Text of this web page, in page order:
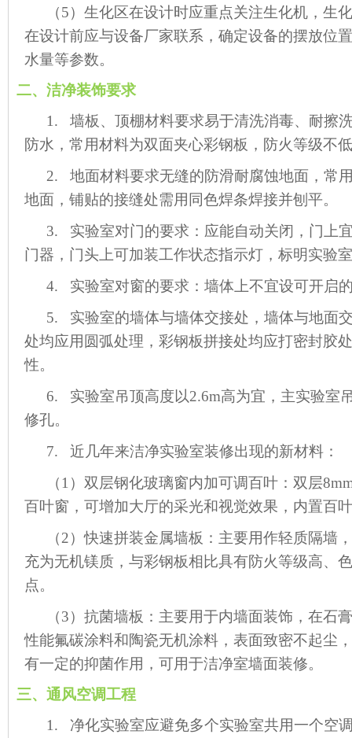
（5）生化区在设计时应重点关注生化机，生
在设计前应与设备厂家联系，确定设备的摆放位
水量等参数。
二、洁净装饰要求
1. 墙板、顶棚材料要求易于清洗消毒、耐擦
防水，常用材料为双面夹心彩钢板，防火等级不
2. 地面材料要求无缝的防滑耐腐蚀地面，常
地面，铺贴的接缝处需用同色焊条焊接并刨平。
3. 实验室对门的要求：应能自动关闭，门上
门器，门头上可加装工作状态指示灯，标明实验
4. 实验室对窗的要求：墙体上不宜设可开启
5. 实验室的墙体与墙体交接处，墙体与地面
处均应用圆弧处理，彩钢板拼接处均应打密封胶
性。
6. 实验室吊顶高度以2.6m高为宜，主实验室
修孔。
7. 近几年来洁净实验室装修出现的新材料：
（1）双层钢化玻璃窗内加可调百叶：双层
百叶窗，可增加大厅的采光和视觉效果，内置百
（2）快速拼装金属墙板：主要用作轻质隔墙
充为无机镁质，与彩钢板相比具有防火等级高、
点。
（3）抗菌墙板：主要用于内墙面装饰，在石
性能氟碳涂料和陶瓷无机涂料，表面致密不起尘
有一定的抑菌作用，可用于洁净室墙面装修。
三、通风空调工程
1. 净化实验室应避免多个实验室共用一个空